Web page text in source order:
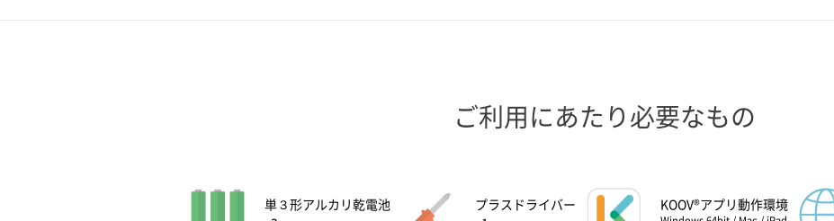
ご利用にあたり必要なもの
単３形アルカリ乾電池
プラスドライバー
KOOV®アプリ動作環境